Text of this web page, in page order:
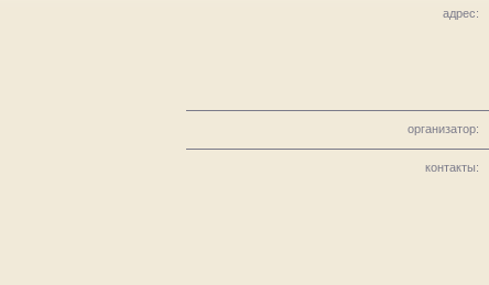
адрес:
организатор:
контакты: